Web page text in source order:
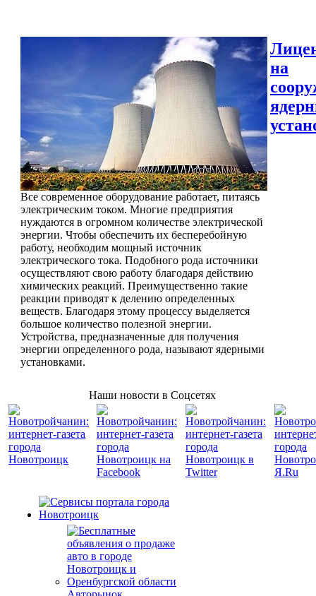
Все современное оборудование работает, питаясь
электрическим током. Многие предприятия
нуждаются в огромном количестве электрической
энергии. Чтобы обеспечить их бесперебойную
работу, необходим мощный источник
электрического тока. Подобного рода источники
осуществляют свою работу благодаря действию
химических реакций. Преимущественно такие
реакции приводят к делению определенных
веществ. Благодаря этому процессу выделяется
большое количество полезной энергии.
Устройства, предназначенные для получения
энергии определенного рода, называют ядерными
установками.
на
Наши новости в Соцсетях